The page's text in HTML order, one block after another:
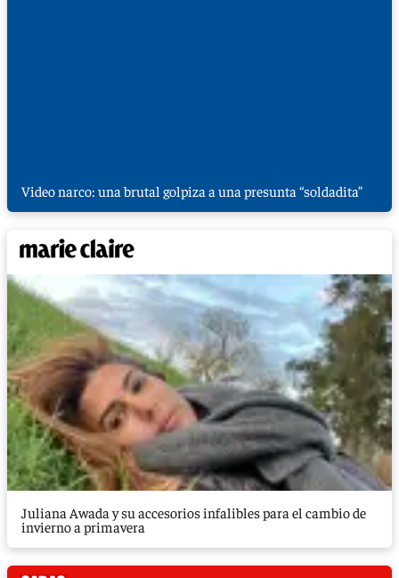
Video narco: una brutal golpiza a una presunta “soldadita”
Juliana Awada y su accesorios infalibles para el cambio de
invierno a primavera